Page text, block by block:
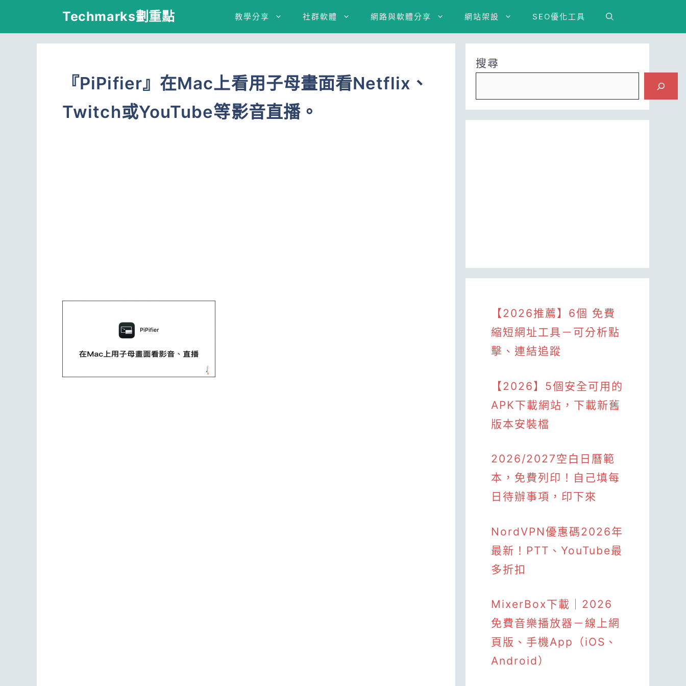
Techmarks劃重點 教學分享 社群軟體 網路與軟體分享 網站架設 SEO優化工具
『PiPifier』在Mac上看用子母畫面看Netflix、
Twitch或YouTube等影音直播。
搜尋
【2026推薦】6個 免費
縮短網址工具－可分析點
擊、連結追蹤
【2026】5個安全可用的
APK下載網站，下載新舊
版本安裝檔
2026/2027空白日曆範
本，免費列印！自己填每
日待辦事項，印下來
NordVPN優惠碼2026年
最新！PTT、YouTube最
多折扣
MixerBox下載｜2026
免費音樂播放器－線上網
頁版、手機App（iOS、
Android）